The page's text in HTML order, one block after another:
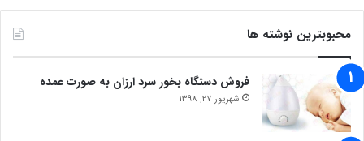
محبوبترین نوشته ها
فروش دستگاه بخور سرد ارزان به صورت عمده
شهریور 27, 1398